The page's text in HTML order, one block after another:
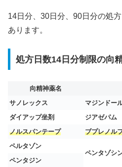
14日分、30日分、90日分の処
あります。
処方日数14日分制限の向
向精神薬名
サノレックス
マジンドー
ダイアップ坐剤
ジアゼパム
ノルスパンテープ
ブプレノル
ペルタゾン
ペンタゾシ
ペンタジン